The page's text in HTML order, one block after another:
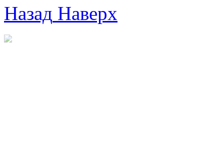
Назад Наверх